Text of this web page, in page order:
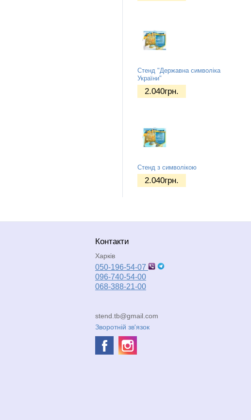
Стенд "Державна символіка
України"
2.040грн.
Стенд з символікою
2.040грн.
Контакти
Харків
050-196-54-07
096-740-54-00
068-388-21-00
stend.tb@gmail.com
Зворотній зв'язок